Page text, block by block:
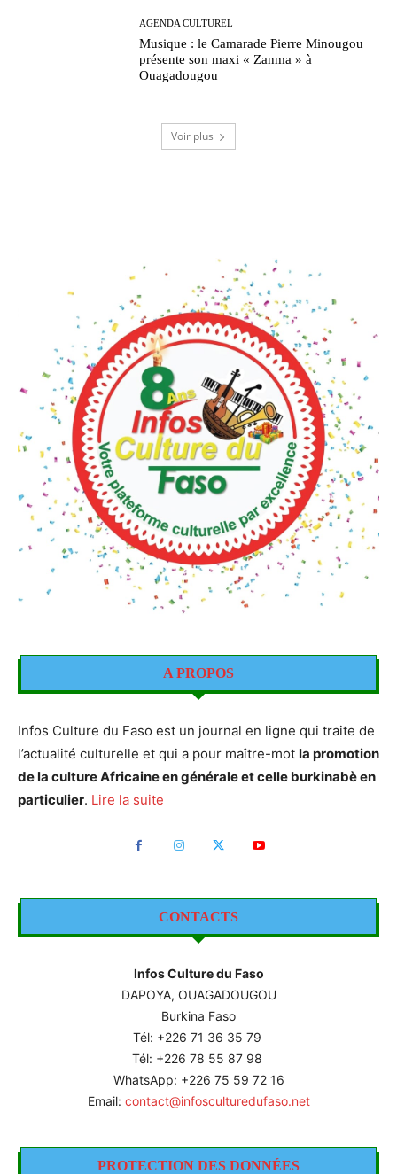
AGENDA CULTUREL
Musique : le Camarade Pierre Minougou
présente son maxi « Zanma » à
Ouagadougou
Voir plus
A PROPOS
Infos Culture du Faso est un journal en ligne qui traite de
l’actualité culturelle et qui a pour maître-mot la promotion
de la culture Africaine en générale et celle burkinabè en
particulier. Lire la suite
CONTACTS
Infos Culture du Faso
DAPOYA, OUAGADOUGOU
Burkina Faso
Tél: +226 71 36 35 79
Tél: +226 78 55 87 98
WhatsApp: +226 75 59 72 16
Email: contact@infosculturedufaso.net
PROTECTION DES DONNÉES